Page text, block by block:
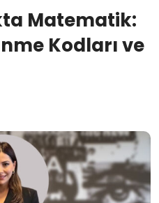
Matematik:
Kodları ve